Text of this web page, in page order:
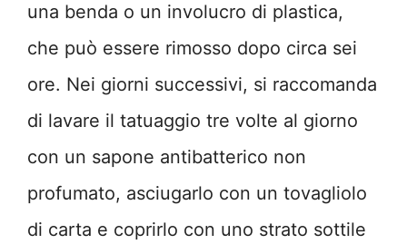
una benda o un involucro di plastica,
che può essere rimosso dopo circa sei
ore. Nei giorni successivi, si raccomanda
di lavare il tatuaggio tre volte al giorno
con un sapone antibatterico non
profumato, asciugarlo con un tovagliolo
di carta e coprirlo con uno strato sottile